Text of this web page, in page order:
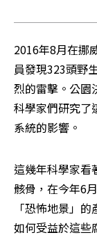
2016年8月在挪
員發現323頭野
烈的雷擊。公園
科學家們研究了
系統的影響。
這幾年科學家看
骸骨，在今年6
「恐怖地景」
如何受益於這些